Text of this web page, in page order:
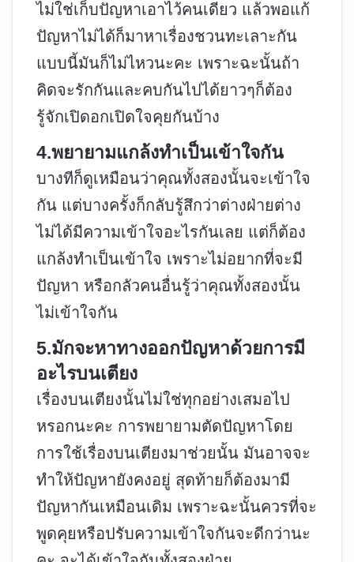
ไม่ใช่เก็บปัญหาเอาไว้คนเดียว แล้วพอแก้
ปัญหาไม่ได้ก็มาหาเรื่องชวนทะเลาะกัน
แบบนี้มันก็ไม่ไหวนะคะ เพราะฉะนั้นถ้า
คิดจะรักกันและคบกันไปได้ยาวๆก็ต้อง
รู้จักเปิดอกเปิดใจคุยกันบ้าง
4.พยายามแกล้งทำเป็นเข้าใจกัน
บางทีก็ดูเหมือนว่าคุณทั้งสองนั้นจะเข้าใจ
กัน แต่บางครั้งก็กลับรู้สึกว่าต่างฝ่ายต่าง
ไม่ได้มีความเข้าใจอะไรกันเลย แต่ก็ต้อง
แกล้งทำเป็นเข้าใจ เพราะไม่อยากที่จะมี
ปัญหา หรือกลัวคนอื่นรู้ว่าคุณทั้งสองนั้น
ไม่เข้าใจกัน
5.มักจะหาทางออกปัญหาด้วยการมี
อะไรบนเตียง
เรื่องบนเตียงนั้นไม่ใช่ทุกอย่างเสมอไป
หรอกนะคะ การพยายามตัดปัญหาโดย
การใช้เรื่องบนเตียงมาช่วยนั้น มันอาจจะ
ทำให้ปัญหายังคงอยู่ สุดท้ายก็ต้องมามี
ปัญหากันเหมือนเดิม เพราะฉะนั้นควรที่จะ
พูดคุยหรือปรับความเข้าใจกันจะดีกว่านะ